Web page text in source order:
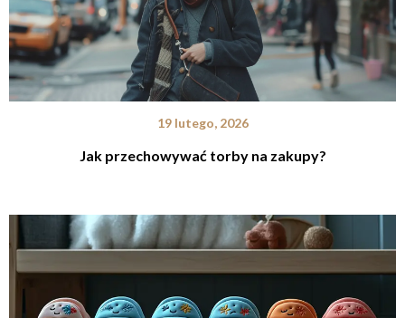
19 lutego, 2026
Jak przechowywać torby na zakupy?